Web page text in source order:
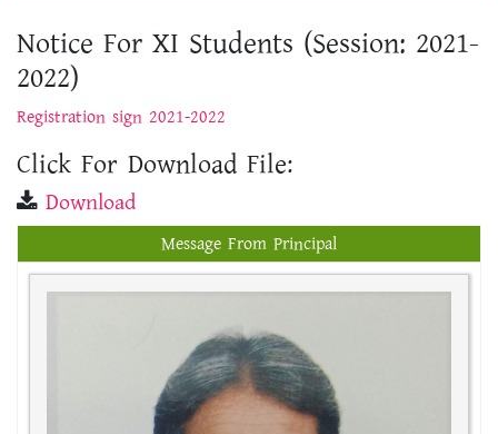
Notice For XI Students (Session: 2021-
2022)
Registration sign 2021-2022
Click For Download File:
Download
Message From Principal